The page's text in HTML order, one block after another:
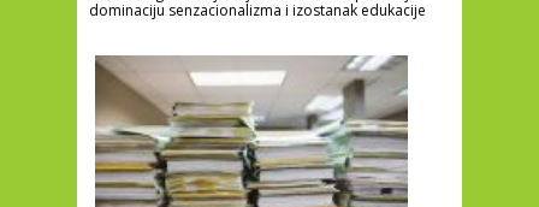
dominaciju senzacionalizma i izostanak edukacije